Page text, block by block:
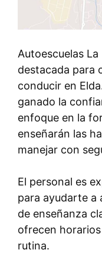
Autoescuelas
destacada para
conducir en
ganado la
enfoque en la
enseñarán las
manejar con
El personal es
para ayudarte a
de enseñanza
ofrecen
rutina.